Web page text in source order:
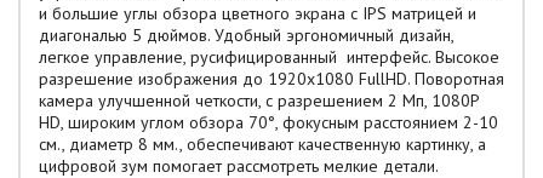
и большие углы обзора цветного экрана с IPS матрицей и
диагональю 5 дюймов. Удобный эргономичный дизайн,
легкое управление, русифицированный интерфейс. Высокое
разрешение изображения до 1920x1080 FullHD. Поворотная
камера улучшенной четкости, с разрешением 2 Мп, 1080P
HD, широким углом обзора 70°, фокусным расстоянием 2-10
см., диаметр 8 мм., обеспечивают качественную картинку, а
цифровой зум помогает рассмотреть мелкие детали.